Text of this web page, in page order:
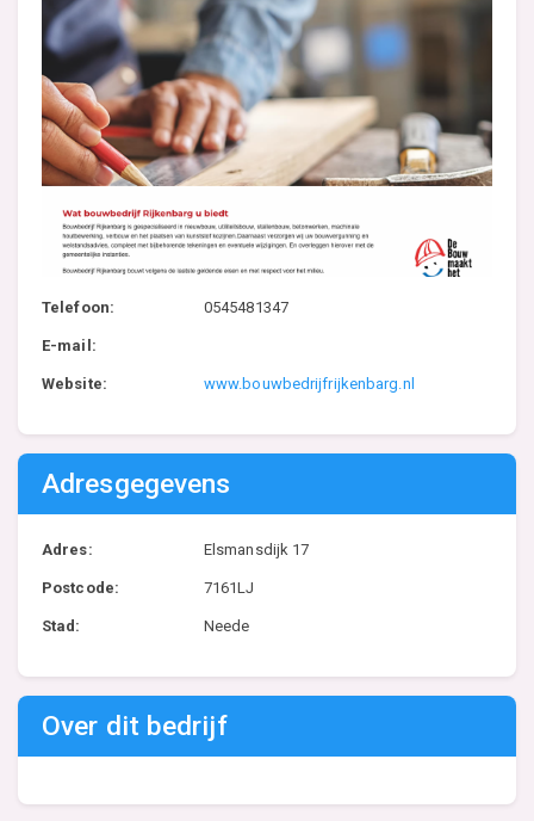
Telefoon: 0545481347
E-mail:
Website: www.bouwbedrijfrijkenbarg.nl
Adresgegevens
Adres: Elsmansdijk 17
Postcode: 7161LJ
Stad: Neede
Over dit bedrijf